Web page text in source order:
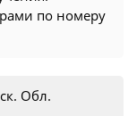
по номеру
Обл.